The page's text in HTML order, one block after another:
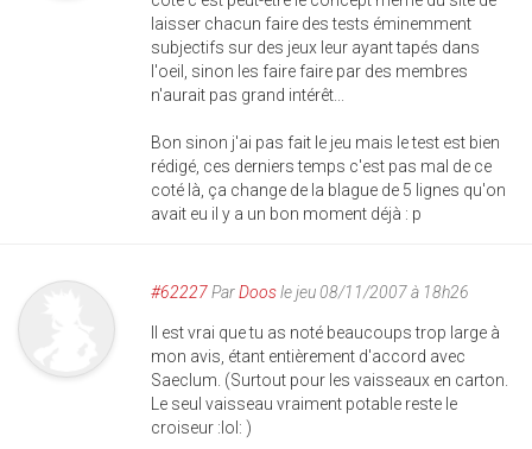
laisser chacun faire des tests éminemment
subjectifs sur des jeux leur ayant tapés dans
l'oeil, sinon les faire faire par des membres
n'aurait pas grand intérêt...
Bon sinon j'ai pas fait le jeu mais le test est bien
rédigé, ces derniers temps c'est pas mal de ce
coté là, ça change de la blague de 5 lignes qu'on
avait eu il y a un bon moment déjà : p
#62227ParDoosle jeu 08/11/2007 à 18h26
Il est vrai que tu as noté beaucoups trop large à
mon avis, étant entièrement d'accord avec
Saeclum. (Surtout pour les vaisseaux en carton.
Le seul vaisseau vraiment potable reste le
croiseur :lol: )